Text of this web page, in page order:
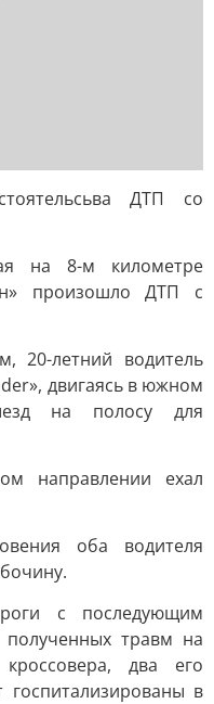
ДТП со
на 8-м километре
произошло ДТП с
20-летний водитель
двигаясь в южном
на полосу для
направлении ехал
оба водителя
с последующим
травм на
два его
госпитализированы в